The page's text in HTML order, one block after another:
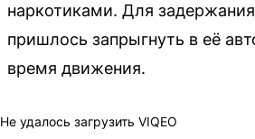
наркотиками. Для
пришлось запрыгнуть в её
время движения.
Не удалось загрузить VIQEO